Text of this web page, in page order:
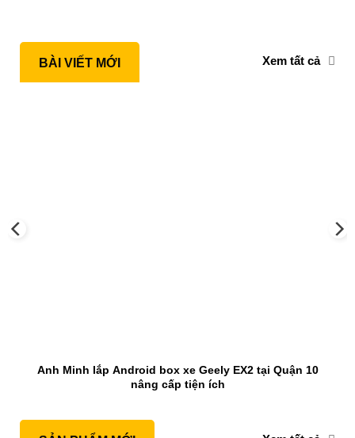
BÀI VIẾT MỚI Xem tất cả
Anh Minh lắp Android box xe Geely EX2 tại Quận 10
nâng cấp tiện ích